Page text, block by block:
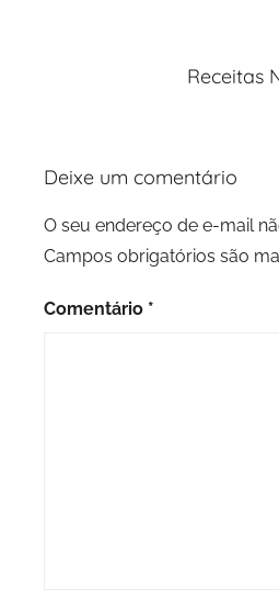
Receitas
Deixe um comentário
O seu endereço de e-mail
Campos obrigatórios são
Comentário *